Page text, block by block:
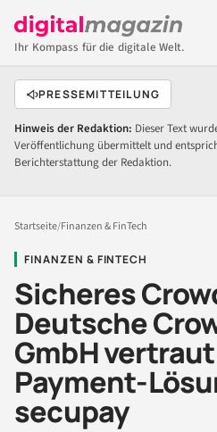
Ihr Kompass für die digitale Welt.
PRESSEMITTEILUNG
Hinweis der Redaktion: Dieser Text
Veröffentlichung übermittelt und
Berichterstattung der Redaktion.
Startseite/Finanzen & FinTech
FINANZEN & FINTECH
Sicheres
Deutsche
GmbH
Payment-
secupay